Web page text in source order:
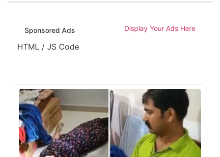
Sponsored Ads Display Your Ads Here
HTML / JS Code